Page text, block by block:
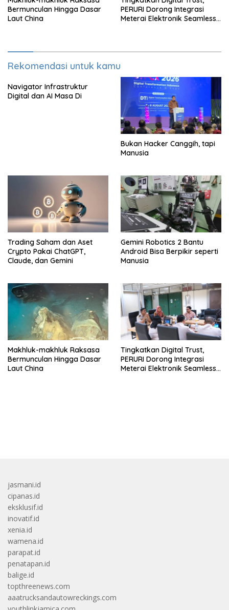
Bermunculan Hingga Dasar
Laut China
PERURI Dorong Integrasi
Meterai Elektronik Seamless
Rekomendasi untuk kamu
Navigator Infrastruktur
Digital dan AI Masa Di
Bukan Hacker Canggih, tapi
Manusia
Trading Saham dan Aset
Crypto Pakai ChatGPT,
Claude, dan Gemini
Gemini Robotics 2 Bantu
Android Bisa Berpikir seperti
Manusia
Makhluk-makhluk Raksasa
Bermunculan Hingga Dasar
Laut China
Tingkatkan Digital Trust,
PERURI Dorong Integrasi
Meterai Elektronik Seamless
jasmani.id
cipanas.id
eksklusif.id
inovatif.id
xenia.id
wamena.id
parapat.id
penatapan.id
balige.id
topthreenews.com
aaatrucksandautowreckings.com